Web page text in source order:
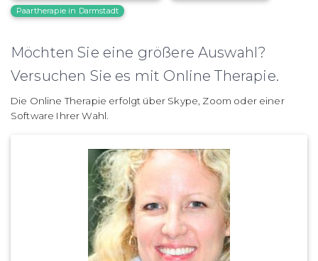
Paartherapie in Darmstadt
Möchten Sie eine größere Auswahl?
Versuchen Sie es mit Online Therapie.
Die Online Therapie erfolgt über Skype, Zoom oder einer
Software Ihrer Wahl.